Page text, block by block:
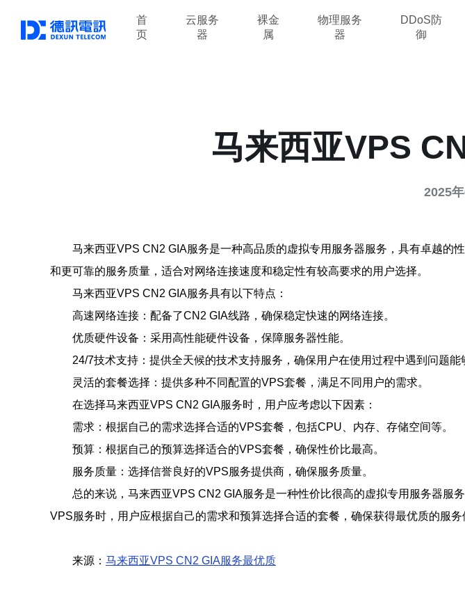
首
页
云服务
器
裸金
属
物理服务
器
DDoS防
御
马来西亚VPS
2025
马来西亚VPS CN2 GIA服务是一种高品质的虚拟专用服务器服务，具有卓越
和更可靠的服务质量，适合对网络连接速度和稳定性有较高要求的用户选择。
马来西亚VPS CN2 GIA服务具有以下特点：
高速网络连接：配备了CN2 GIA线路，确保稳定快速的网络连接。
优质硬件设备：采用高性能硬件设备，保障服务器性能。
24/7技术支持：提供全天候的技术支持服务，确保用户在使用过程中遇到问题能
灵活的套餐选择：提供多种不同配置的VPS套餐，满足不同用户的需求。
在选择马来西亚VPS CN2 GIA服务时，用户应考虑以下因素：
需求：根据自己的需求选择合适的VPS套餐，包括CPU、内存、存储空间等。
预算：根据自己的预算选择适合的VPS套餐，确保性价比最高。
服务质量：选择信誉良好的VPS服务提供商，确保服务质量。
总的来说，马来西亚VPS CN2 GIA服务是一种性价比很高的虚拟专用服务器服
VPS服务时，用户应根据自己的需求和预算选择合适的套餐，确保获得最优质的服务
来源： 马来西亚VPS CN2 GIA服务最优质